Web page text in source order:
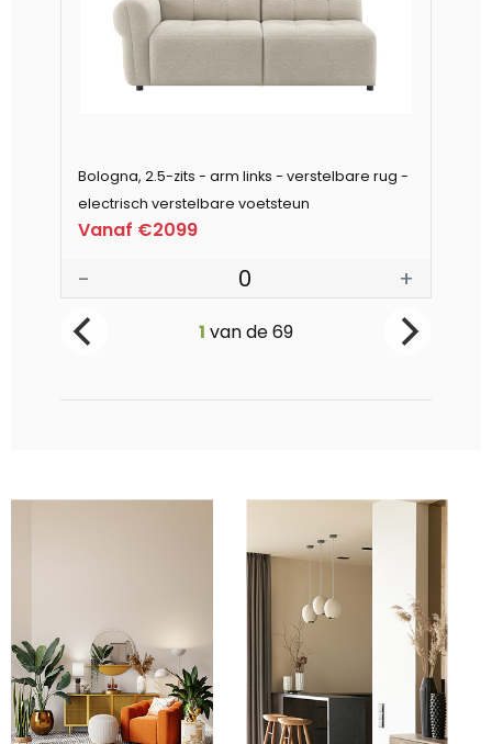
Bologna, 2.5-zits - arm links - verstelbare rug -
electrisch verstelbare voetsteun
Vanaf €2099
- 0 +
1 van de69